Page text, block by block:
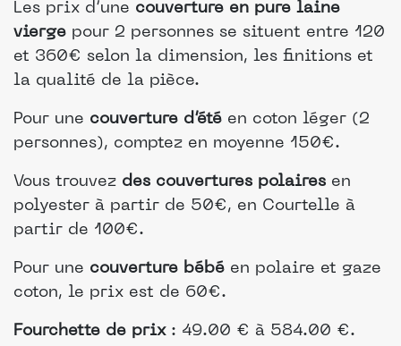
Les prix d’une couverture en pure laine
vierge pour 2 personnes se situent entre 120
et 360€ selon la dimension, les finitions et
la qualité de la pièce.
Pour une couverture d’été en coton léger (2
personnes), comptez en moyenne 150€.
Vous trouvez des couvertures polaires en
polyester à partir de 50€, en Courtelle à
partir de 100€.
Pour une couverture bébé en polaire et gaze
coton, le prix est de 60€.
Fourchette de prix: 49.00 € à 584.00 €.